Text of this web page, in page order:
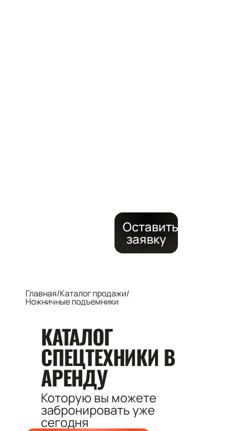
Оставить
заявку
Главная/Каталог продажи/
Ножничные подъемники
КАТАЛОГ
СПЕЦТЕХНИКИ В
АРЕНДУ
Которую вы можете
забронироватьуже
сегодня